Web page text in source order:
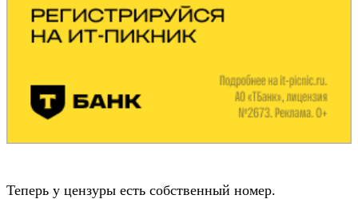
Теперь у цензуры есть собственный номер.